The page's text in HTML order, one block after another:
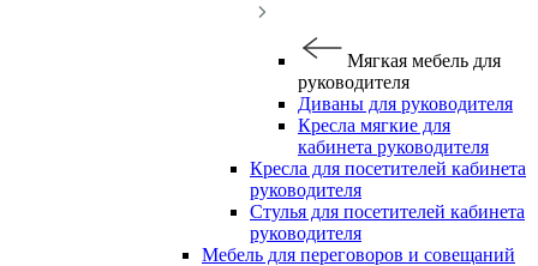
Мягкая мебель для
руководителя
Диваны для руководителя
Кресла мягкие для
кабинета руководителя
Кресла для посетителей кабинета
руководителя
Стулья для посетителей кабинета
руководителя
Мебель для переговоров и совещаний